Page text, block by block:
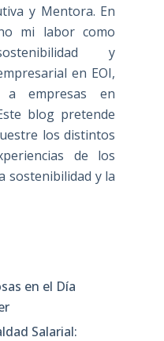
y Mentora. En
mi labor como
y
en EOI,
empresas en
blog pretende
los distintos
de los
sostenibilidad y la
en el Día
Salarial: